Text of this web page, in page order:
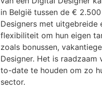
in België tussen de €
Designers met uitgebreide
flexibiliteit om hun eigen
zoals bonussen,
Designer. Het is
to-date te houden om zo
sector.